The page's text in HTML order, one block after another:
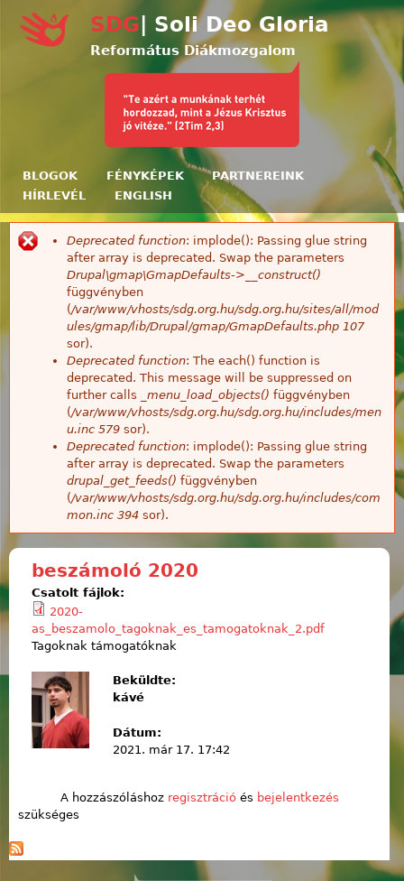
Ugrás a tartalomra
SDG | Soli Deo Gloria
Református Diákmozgalom
BLOGOK FÉNYKÉPEK
PARTNEREINK
HÍRLEVÉL
ENGLISH
Hibaüzenet
Deprecated function: implode(): Passing glue string
after array is deprecated. Swap the parameters
Drupal\gmap\GmapDefaults->__construct()
függvényben
(/var/www/vhosts/sdg.org.hu/sdg.org.hu/sites/all/mod
ules/gmap/lib/Drupal/gmap/GmapDefaults.php 107
sor).
Deprecated function: The each() function is
deprecated. This message will be suppressed on
further calls
_menu_load_objects() függvényben
(/var/www/vhosts/sdg.org.hu/sdg.org.hu/includes/men
u.inc 579 sor).
Deprecated function: implode(): Passing glue string
after array is deprecated. Swap the parameters
drupal_get_feeds() függvényben
(/var/www/vhosts/sdg.org.hu/sdg.org.hu/includes/com
mon.inc 394 sor).
beszámoló 2020
Csatolt fájlok:
2020-
as_beszamolo_tagoknak_es_tamogatoknak_2.pdf
Tagoknak támogatóknak
Beküldte:
kávé
Dátum:
2021. már 17. 17:42
A hozzászóláshoz regisztrációés bejelentkezés
szükséges